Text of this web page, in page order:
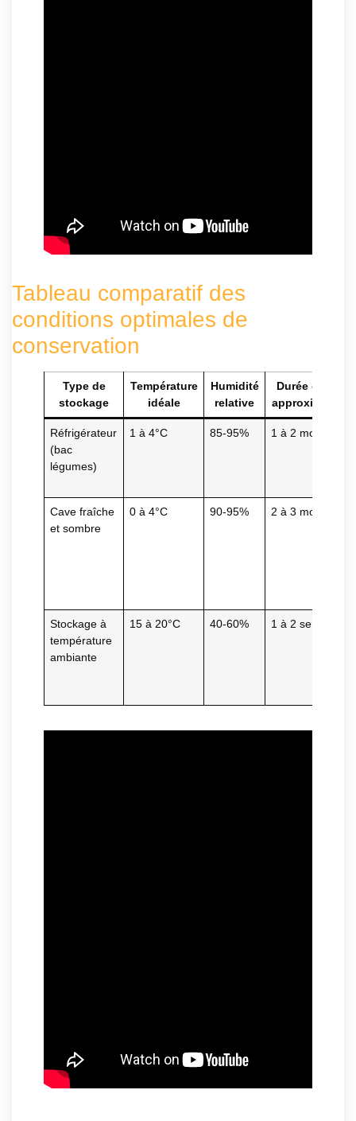
Tableau comparatif des
conditions optimales de
conservation
Type de
stockage
Température
idéale
Humidité
relative
Durée de vie
approximative
Réfrigérateur
(bac
légumes)
1 à 4°C 85-95% 1 à 2 mois
Cave fraîche
et sombre
0 à 4°C 90-95% 2 à 3 mois
Stockage à
température
ambiante
15 à 20°C 40-60% 1 à 2 semaines